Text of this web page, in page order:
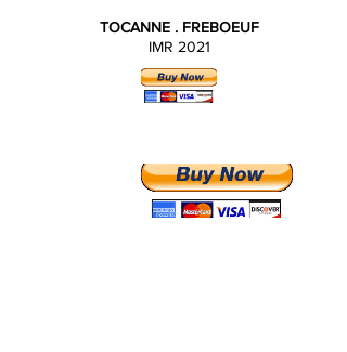
TOCANNE . FREBOEUF
IMR 2021